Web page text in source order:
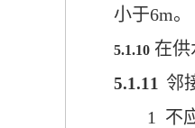
小于6m。
5.1.10 在供
5.1.11 邻
1 不